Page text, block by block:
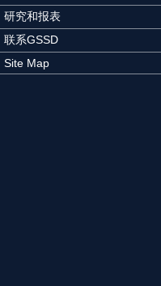
研究和报表
联系GSSD
Site Map